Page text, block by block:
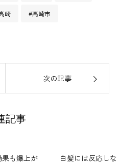
崎 #高崎市
次の記事
記事
も爆上が
白髪には反応しな